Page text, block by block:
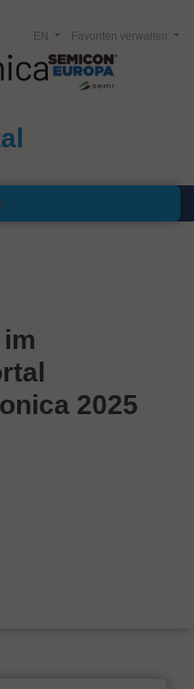
Favoriten verwalten
EN
2025